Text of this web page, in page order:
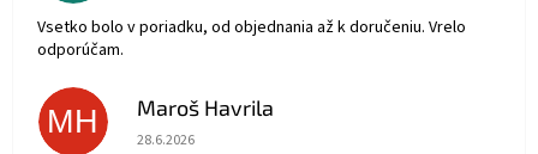
Vsetko bolo v poriadku, od objednania až k doručeniu. Vrelo
odporúčam.
MH Maroš Havrila
Hodnotenie obchodu je 5 z 5 hviezdičiek.
28.6.2026